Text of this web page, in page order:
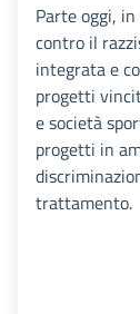
Parte oggi,
contro il
integrata e
progetti
e società
progetti in
trattamento.